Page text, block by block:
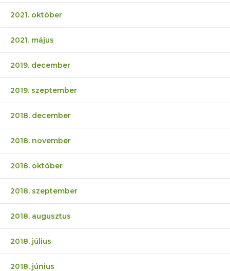
2021. október
2021. május
2019. december
2019. szeptember
2018. december
2018. november
2018. október
2018. szeptember
2018. augusztus
2018. július
2018. június